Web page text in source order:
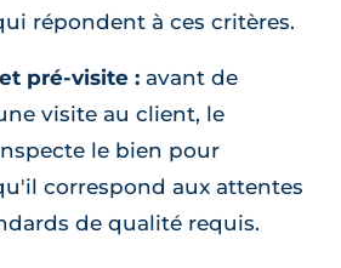
répondent à ces critères.
pré-visite : avant de
visite au client, le
le bien pour
correspond aux attentes
de qualité requis.